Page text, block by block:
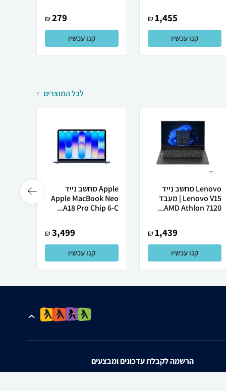
1,455
₪
קנו עכשיו
279
₪
קנו עכשיו
לכל המוצרים
Lenovo מחשב נייד
Lenovo V15 | מעבד
AMD Athlon 7120...
1,439
₪
קנו עכשיו
Apple מחשב נייד
Apple MacBook Neo
A18 Pro Chip 6-C...
3,499
₪
קנו עכשיו
הרשמה לקבלת עדכונים ומבצעים